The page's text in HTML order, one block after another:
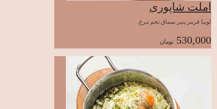
املت شاپوری
لوبیا قرمز.پنیر.سماق.تخم مرغ.
530,000 تومان